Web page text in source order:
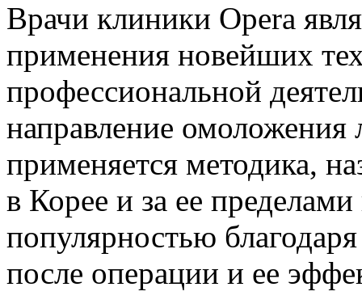
Врачи клиники Opera
применения новейших
профессиональной
направление омоложения
применяется методика,
в Корее и за ее
популярностью
после операции и ее